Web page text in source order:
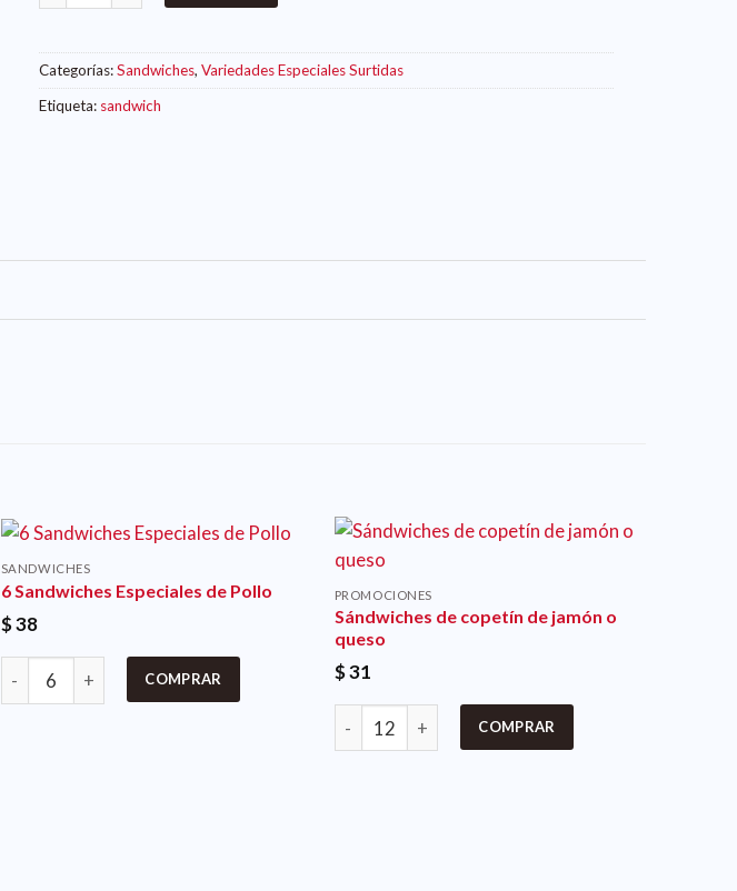
Categorías:Sandwiches, Variedades Especiales Surtidas
Etiqueta: sandwich
SANDWICHES
6 Sandwiches Especiales de Pollo
$38
COMPRAR
PROMOCIONES
Sándwiches de copetín de jamón o
queso
$31
COMPRAR